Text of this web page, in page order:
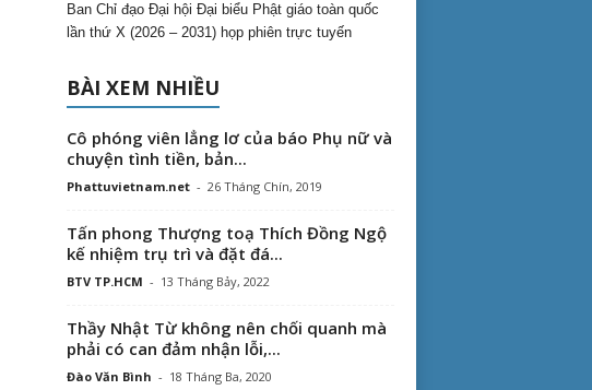
Ban Chỉ đạo Đại hội Đại biểu Phật giáo toàn quốc
lần thứ X (2026 – 2031) họp phiên trực tuyến
BÀI XEM NHIỀU
Cô phóng viên lẳng lơ của báo Phụ nữ và
chuyện tình tiền, bản...
Phattuvietnam.net - 26 Tháng Chín, 2019
Tấn phong Thượng toạ Thích Đồng Ngộ
kế nhiệm trụ trì và đặt đá...
BTV TP.HCM - 13 Tháng Bảy, 2022
Thầy Nhật Từ không nên chối quanh mà
phải có can đảm nhận lỗi,...
Đào Văn Bình - 18 Tháng Ba, 2020